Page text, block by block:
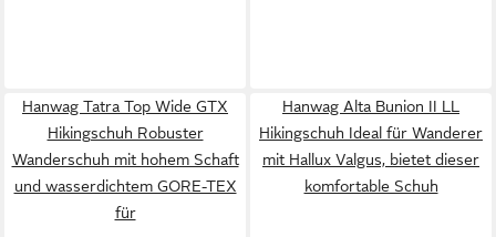
Hanwag Tatra Top Wide GTX
Hikingschuh Robuster
Wanderschuh mit hohem Schaft
und wasserdichtem GORE-TEX
für
Hanwag Alta Bunion II LL
Hikingschuh Ideal für Wanderer
mit Hallux Valgus, bietet dieser
komfortable Schuh